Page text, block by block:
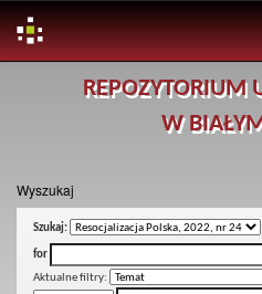
REPOZYTORIUM
W
Wyszukaj
Szukaj:
for
Aktualne filtry: